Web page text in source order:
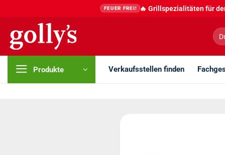
springen
FEUER FREI! 🔥 Grillspezialitäten für
Produkte Verkaufsstellen finden